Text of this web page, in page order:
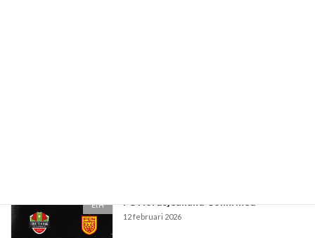
EtH FC Nordsjealland Confirmed
12 februari 2026